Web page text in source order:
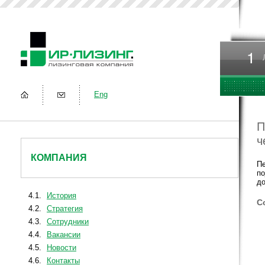
Eng
КОМПАНИЯ
4.1.
История
4.2.
Стратегия
4.3.
Сотрудники
4.4.
Вакансии
4.5.
Новости
4.6.
Контакты